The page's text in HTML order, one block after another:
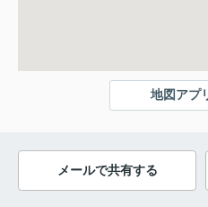
地図アプ
メールで共有する